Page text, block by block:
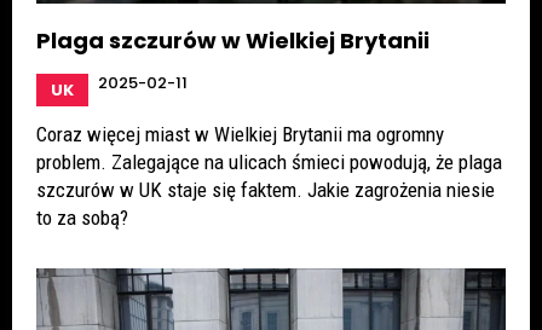
Plaga szczurów w Wielkiej Brytanii
UK 2025-02-11
Coraz więcej miast w Wielkiej Brytanii ma ogromny
problem. Zalegające na ulicach śmieci powodują, że plaga
szczurów w UK staje się faktem. Jakie zagrożenia niesie
to za sobą?